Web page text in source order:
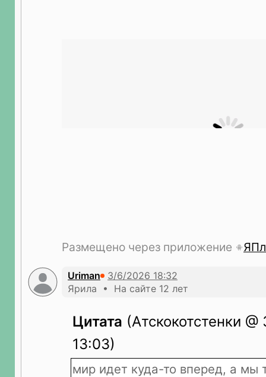
Размещено через приложение
Uriman
Ярила • На сайте 12 лет
Цитата (Атскокотстенки
13:03)
мир идет куда-то вперед, а мы